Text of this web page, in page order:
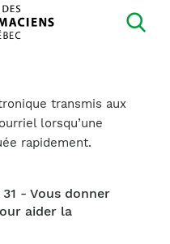
transmis aux
lorsqu’une
rapidement.
- Vous donner
aider la